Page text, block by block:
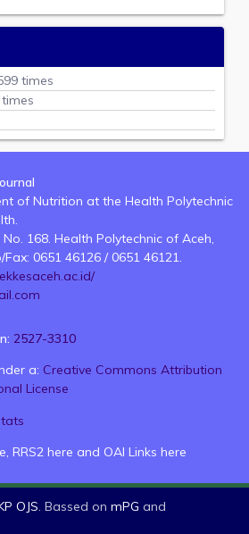
times
of Nutrition at the Health Polytechnic
168. Health Polytechnic of Aceh,
0651 46126 / 0651 46121.
2527-3310
a: Creative Commons Attribution
License
, RRS2 here and OAI Links here
OJS. Bassed on mPG and